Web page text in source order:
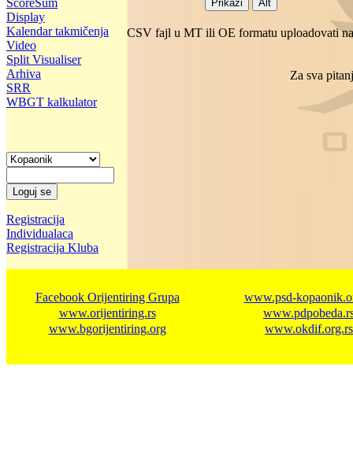
Display
Kalendar takmičenja
Video
Split Visualiser
Arhiva
SRR
WBGT kalkulator
Registracija
Individualaca
Registracija Kluba
CSV fajl u MT ili OE formatu uploadovati
Za sva
Facebook Orijentiring Grupa
www.orijentiring.rs
www.bgorijentiring.org
www.psd-
www.okdif.org.rs